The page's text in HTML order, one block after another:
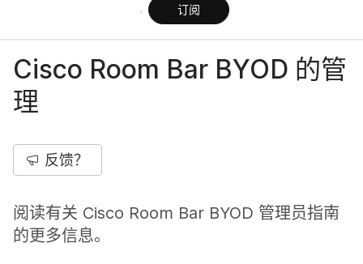
订阅
Cisco Room Bar BYOD 的管
理
反馈？
阅读有关 Cisco Room Bar BYOD 管理员指南
的更多信息。